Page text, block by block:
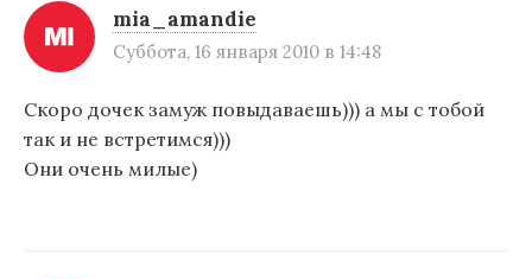
п
и
с
я
м
mia_amandie
Суббота, 16 января 2010 в 14:48
Скоро дочек замуж повыдаваешь))) а мы с тобой
так и не встретимся)))
Они очень милые)